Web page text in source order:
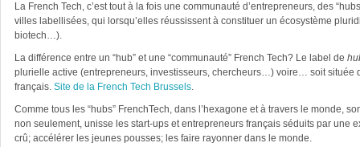
La French Tech, c’est tout à la fois une communauté d’entrepreneurs, des
villes labellisées, qui lorsqu’elles réussissent à constituer un écosystème
biotech…).
La différence entre un “hub” et une “communauté” French Tech? Le label de
plurielle active (entrepreneurs, investisseurs, chercheurs…) voire… soit située
français. Site de la French Tech Brussels.
Comme tous les “hubs” FrenchTech, dans l’hexagone et à travers le monde,
non seulement, unisse les start-ups et entrepreneurs français séduits par
crû; accélérer les jeunes pousses; les faire rayonner dans le monde.